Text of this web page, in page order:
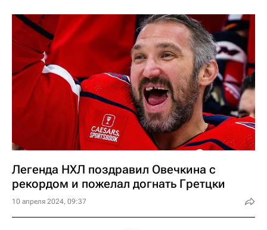
Легенда НХЛ поздравил Овечкина с
рекордом и пожелал догнать Гретцки
10 апреля 2024, 09:37